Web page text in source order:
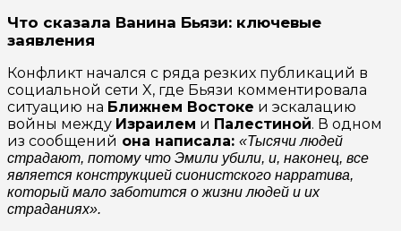
Что сказала Ванина Бьязи: ключевые
заявления
Конфликт начался с ряда резких публикаций в
социальной сети X, где Бьязи комментировала
ситуацию на Ближнем Востоке и эскалацию
войны между Израилем и Палестиной. В одном
из сообщений она написала: «Тысячи людей
страдают, потому что Эмили убили, и, наконец, все
является конструкцией сионистского нарратива,
который мало заботится о жизни людей и их
страданиях».